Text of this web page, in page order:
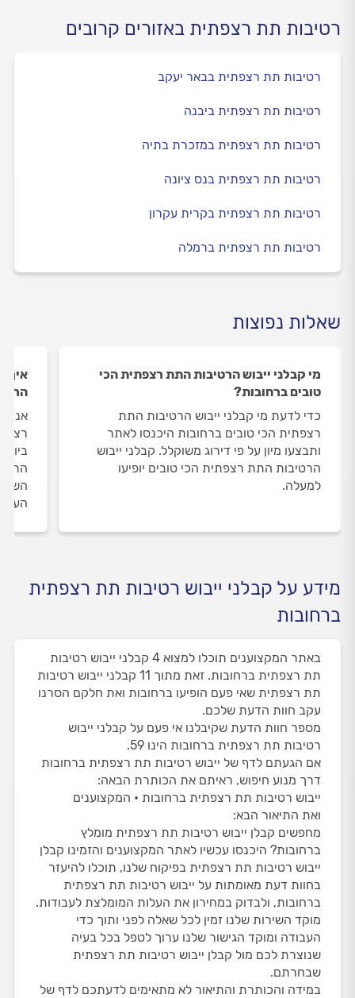
רטיבות תת רצפתית באזורים קרובים
רטיבות תת רצפתית בבאר יעקב
רטיבות תת רצפתית ביבנה
רטיבות תת רצפתית במזכרת בתיה
רטיבות תת רצפתית בנס ציונה
רטיבות תת רצפתית בקרית עקרון
רטיבות תת רצפתית ברמלה
שאלות נפוצות
מי קבלני ייבוש הרטיבות התת רצפתית הכי
טובים ברחובות?
כדי לדעת מי קבלני ייבוש הרטיבות התת
רצפתית הכי טובים ברחובות היכנסו לאתר
ותבצעו מיון על פי דירוג משוקלל. קבלני ייבוש
הרטיבות התת רצפתית הכי טובים יופיעו
למעלה.
איך
התת
מידע על קבלני ייבוש רטיבות תת רצפתית
ברחובות
באתר המקצוענים תוכלו למצוא 4 קבלני ייבוש רטיבות
תת רצפתית ברחובות. זאת מתוך 11 קבלני ייבוש רטיבות
תת רצפתית שאי פעם הופיעו ברחובות ואת חלקם הסרנו
עקב חוות הדעת שלכם.
מספר חוות הדעת שקיבלנו אי פעם על קבלני ייבוש
רטיבות תת רצפתית ברחובות הינו 59.
אם הגעתם לדף של ייבוש רטיבות תת רצפתית ברחובות
דרך מנוע חיפוש, ראיתם את הכותרת הבאה:
ייבוש רטיבות תת רצפתית ברחובות • המקצוענים
ואת התיאור הבא:
מחפשים קבלן ייבוש רטיבות תת רצפתית מומלץ
ברחובות? היכנסו עכשיו לאתר המקצוענים והזמינו קבלן
ייבוש רטיבות תת רצפתית בפיקוח שלנו, תוכלו להיעזר
בחוות דעת מאומתות על ייבוש רטיבות תת רצפתית
ברחובות, ולבדוק במחירון את העלות המומלצת לעבודות.
מוקד השירות שלנו זמין לכל שאלה לפני ותוך כדי
העבודה ומוקד הגישור שלנו ערוך לטפל בכל בעיה
שנוצרת לכם מול קבלן ייבוש רטיבות תת רצפתית
שבחרתם.
במידה והכותרת והתיאור לא מתאימים לדעתכם לדף של